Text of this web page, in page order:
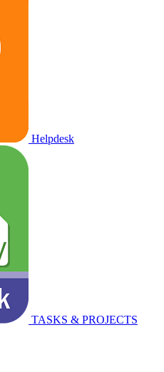
Helpdesk
TASKS & PROJECTS